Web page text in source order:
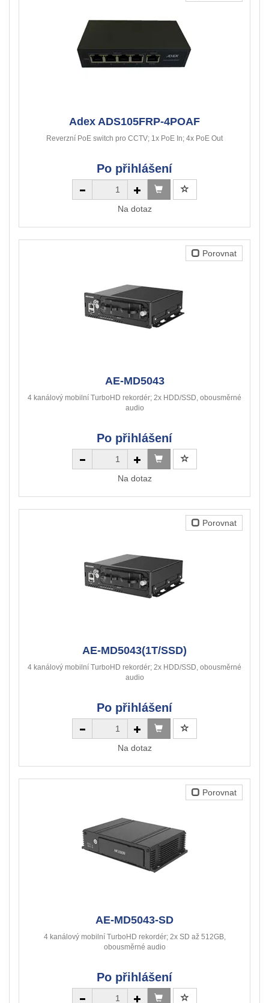
Adex ADS105FRP-4POAF
Reverzní PoE switch pro CCTV; 1x PoE In; 4x PoE Out
Po přihlášení
Na dotaz
Porovnat
AE-MD5043
4 kanálový mobilní TurboHD rekordér; 2x HDD/SSD, obousměrné
audio
Po přihlášení
Na dotaz
Porovnat
AE-MD5043(1T/SSD)
4 kanálový mobilní TurboHD rekordér; 2x HDD/SSD, obousměrné
audio
Po přihlášení
Na dotaz
Porovnat
AE-MD5043-SD
4 kanálový mobilní TurboHD rekordér; 2x SD až 512GB,
obousměrné audio
Po přihlášení